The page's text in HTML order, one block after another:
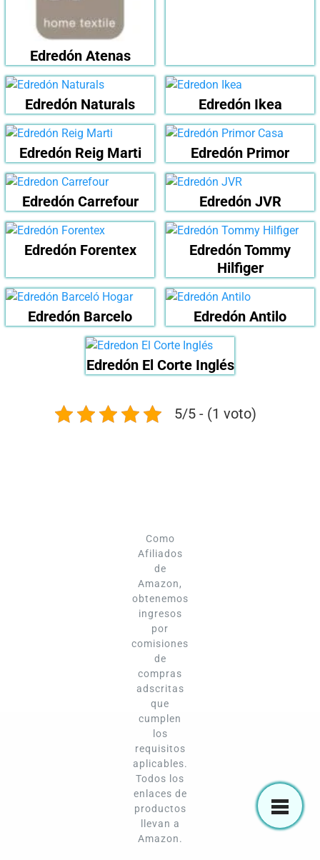
Edredón Atenas
Edredón Naturals Edredón Ikea
Edredón Reig Marti Edredón Primor
Edredón Carrefour Edredón JVR
Edredón Forentex
Edredón Tommy
Hilfiger
Edredón Barcelo Edredón Antilo
Edredón El Corte Inglés
5/5 - (1 voto)
Como
Afiliados
de
Amazon,
obtenemos
ingresos
por
comisiones
de
compras
adscritas
que
cumplen
los
requisitos
aplicables.
Todos los
enlaces de
productos
llevan a
Amazon.